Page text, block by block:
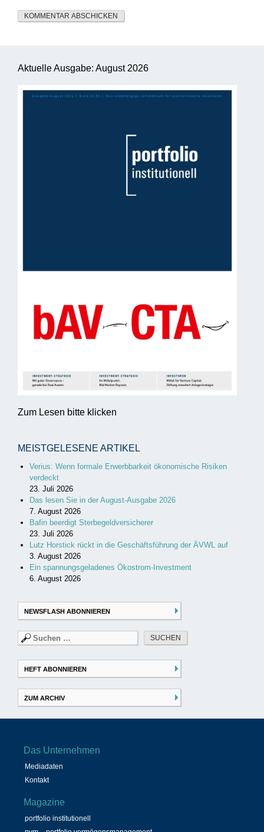
Aktuelle Ausgabe: August 2026
Zum Lesen bitte klicken
MEISTGELESENE ARTIKEL
Verius: Wenn formale Erwerbbarkeit ökonomische Risiken
verdeckt
23. Juli 2026
Das lesen Sie in der August-Ausgabe 2026
7. August 2026
Bafin beerdigt Sterbegeldversicherer
23. Juli 2026
Lutz Horstick rückt in die Geschäftsführung der ÄVWL auf
3. August 2026
Ein spannungsgeladenes Ökostrom-Investment
6. August 2026
NEWSFLASH ABONNIEREN
Suchen
nach:
HEFT ABONNIEREN
ZUM ARCHIV
Das Unternehmen
Mediadaten
Kontakt
Magazine
portfolio institutionell